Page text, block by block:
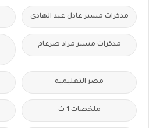
مذكرات مستر عادل عبد الهادى
مذكرات مستر مراد ضرغام
مصر التعليميه
ملخصات 1 ث